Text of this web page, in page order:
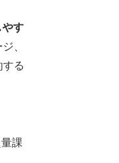
す
、
る
課